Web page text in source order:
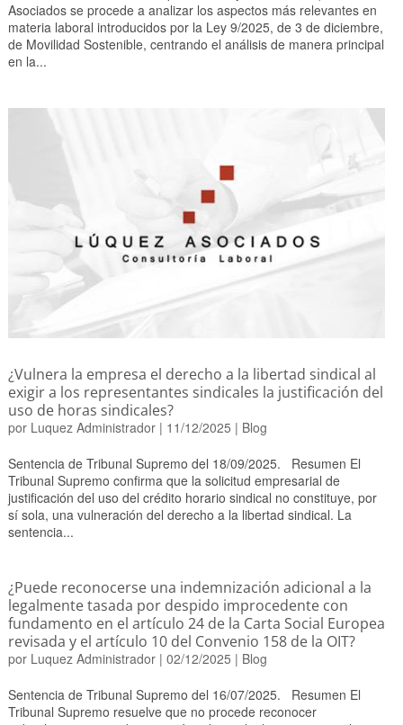
Asociados se procede a analizar los aspectos más relevantes en
materia laboral introducidos por la Ley 9/2025, de 3 de diciembre,
de Movilidad Sostenible, centrando el análisis de manera principal
en la...
¿Vulnera la empresa el derecho a la libertad sindical al
exigir a los representantes sindicales la justificación del
uso de horas sindicales?
por Luquez Administrador| 11/12/2025 | Blog
Sentencia de Tribunal Supremo del 18/09/2025. Resumen El
Tribunal Supremo confirma que la solicitud empresarial de
justificación del uso del crédito horario sindical no constituye, por
sí sola, una vulneración del derecho a la libertad sindical. La
sentencia...
¿Puede reconocerse una indemnización adicional a la
legalmente tasada por despido improcedente con
fundamento en el artículo 24 de la Carta Social Europea
revisada y el artículo 10 del Convenio 158 de la OIT?
por Luquez Administrador| 02/12/2025 | Blog
Sentencia de Tribunal Supremo del 16/07/2025. Resumen El
Tribunal Supremo resuelve que no procede reconocer